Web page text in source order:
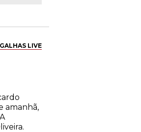
LIVE
amanhã,